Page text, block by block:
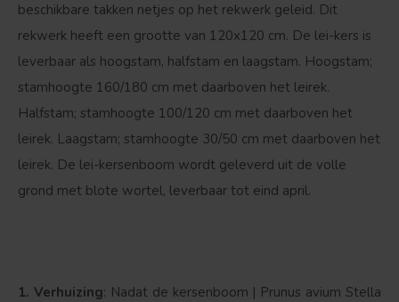
beschikbare takken netjes op het rekwerk geleid. Dit
rekwerk heeft een grootte van 120x120 cm. De lei-kers is
leverbaar als hoogstam, halfstam en laagstam. Hoogstam;
stamhoogte 160/180 cm met daarboven het leirek.
Halfstam; stamhoogte 100/120 cm met daarboven het
leirek. Laagstam; stamhoogte 30/50 cm met daarboven het
leirek. De lei-kersenboom wordt geleverd uit de volle
grond met blote wortel, leverbaar tot eind april.
1. Verhuizing: Nadat de kersenboom | Prunus avium Stella
Bolvorm Verspreide vorm